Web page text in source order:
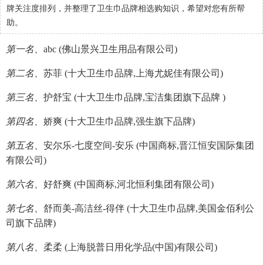
牌关注度排列，并整理了卫生巾品牌相选购知识，希望对您有所帮
助。
第一名、 abc (佛山景兴卫生用品有限公司)
第二名、 苏菲 (十大卫生巾品牌,上海尤妮佳有限公司)
第三名、 护舒宝 (十大卫生巾品牌,宝洁集团旗下品牌 )
第四名、 娇爽 (十大卫生巾品牌,强生旗下品牌)
第五名、 安尔乐-七度空间-安乐 (中国商标,晋江恒安国际集团
有限公司)
第六名、 好舒爽 (中国商标,河北恒利集团有限公司)
第七名、 舒而美-高洁丝-得伴 (十大卫生巾品牌,美国金佰利公
司旗下品牌)
第八名、 柔柔 (上海脱普日用化学品(中国)有限公司)